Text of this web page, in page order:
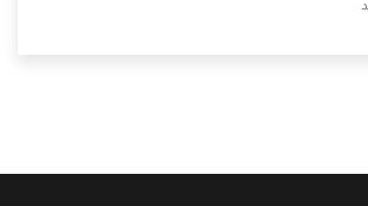
تكون منها خدمة الصيانة التى تكون من أهم